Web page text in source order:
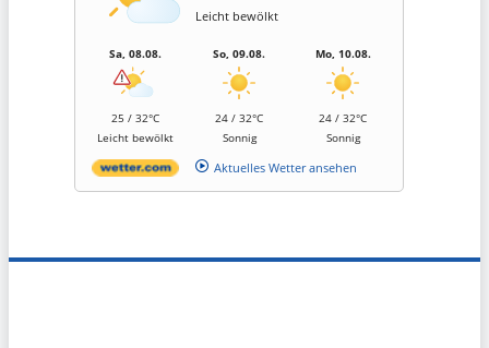
Leicht bewölkt
Sa, 08.08.
25 / 32°C
Leicht bewölkt
So, 09.08.
24 / 32°C
Sonnig
Mo, 10.08.
24 / 32°C
Sonnig
Aktuelles Wetter ansehen